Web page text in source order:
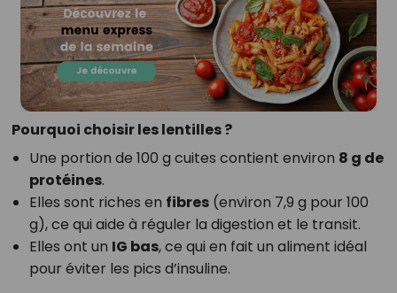
Pourquoi choisir les lentilles ?
Une portion de 100 g cuites contient environ 8 g de
protéines.
Elles sont riches en fibres(environ 7,9 g pour 100
g), ce qui aide à réguler la digestion et le transit.
Elles ont un IG bas, ce qui en fait un aliment idéal
pour éviter les pics d’insuline.